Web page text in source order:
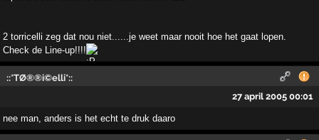
2 torricelli zeg dat nou niet......je weet maar nooit hoe het gaat lopen.
Check de Line-up!!!!
::*TØ®®i©elli*::
27 april 2005 00:01
nee man, anders is het echt te druk daaro